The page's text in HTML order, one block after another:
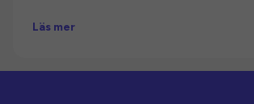
Läs mer